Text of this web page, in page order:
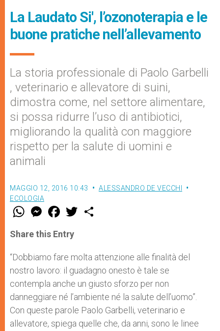
La Laudato Si', l’ozonoterapia e le
buone pratiche nell’allevamento
La storia professionale di Paolo Garbelli
, veterinario e allevatore di suini,
dimostra come, nel settore alimentare,
si possa ridurre l’uso di antibiotici,
migliorando la qualità con maggiore
rispetto per la salute di uomini e
animali
MAGGIO 12, 2016 10:43
ALESSANDRO DE VECCHI
ECOLOGIA
W
t
s
p
p
M
e
s
e
g
e
r
F
a
e
b
o
k
w
r
Share this Entry
“Dobbiamo fare molta attenzione alle finalità del
nostro lavoro: il guadagno onesto è tale se
contempla anche un giusto sforzo per non
danneggiare né l’ambiente né la salute dell’uomo”.
Con queste parole Paolo Garbelli, veterinario e
allevatore, spiega quelle che, da anni, sono le linee